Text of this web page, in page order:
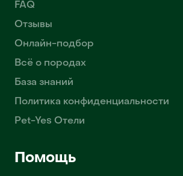
FAQ
Отзывы
Онлайн-подбор
Всё о породах
База знаний
Политика конфиденциальности
Pet-Yes Отели
Помощь